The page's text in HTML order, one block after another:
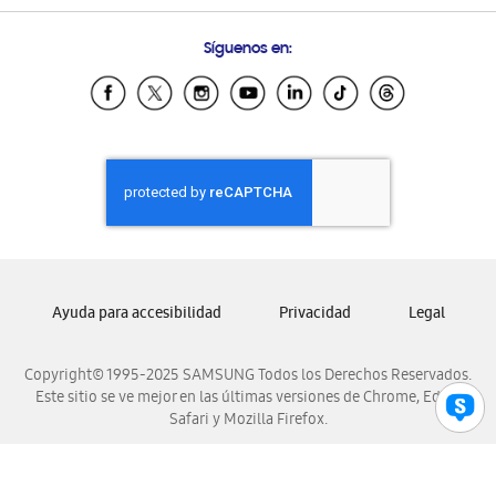
Samsung Ecuador
Samsung El Salvador
Samsung Honduras
Samsung Nicaragua
Samsung Panamá
Samsung Venezuela
Síguenos en:
Copyright© 1995-2025 SAMSUNG Todos los Derechos Reservados.
Este sitio se ve mejor en las últimas versiones de Chrome, Edge,
Safari y Mozilla Firefox.
Ayuda para accesibilidad Privacidad Legal